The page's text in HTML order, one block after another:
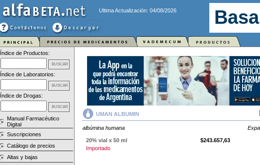
Ultima Actualización: 04/08/2026
Índice de Productos:
Índice de Laboratorios:
Índice de Drogas:
Manual Farmacéutico
Digital
Suscripciones
Catálogo de precios
Altas y bajas
UMAN ALBUMIN
albúmina humana
20% vial x 50 ml $243.657,63
Importado